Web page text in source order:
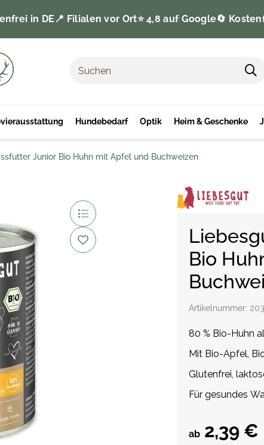
in DE 📍 Filialen vor Ort⭐️ 4,8 auf Google🔄
Hundebedarf Optik Heim & Geschenke
Junior Bio Huhn mit Apfel und Buchweizen
Bio
Artikelnummer:
80 % Bio-Huhn
Mit Bio-Apfel,
Glutenfrei,
Für gesundes
ab 2,39 €